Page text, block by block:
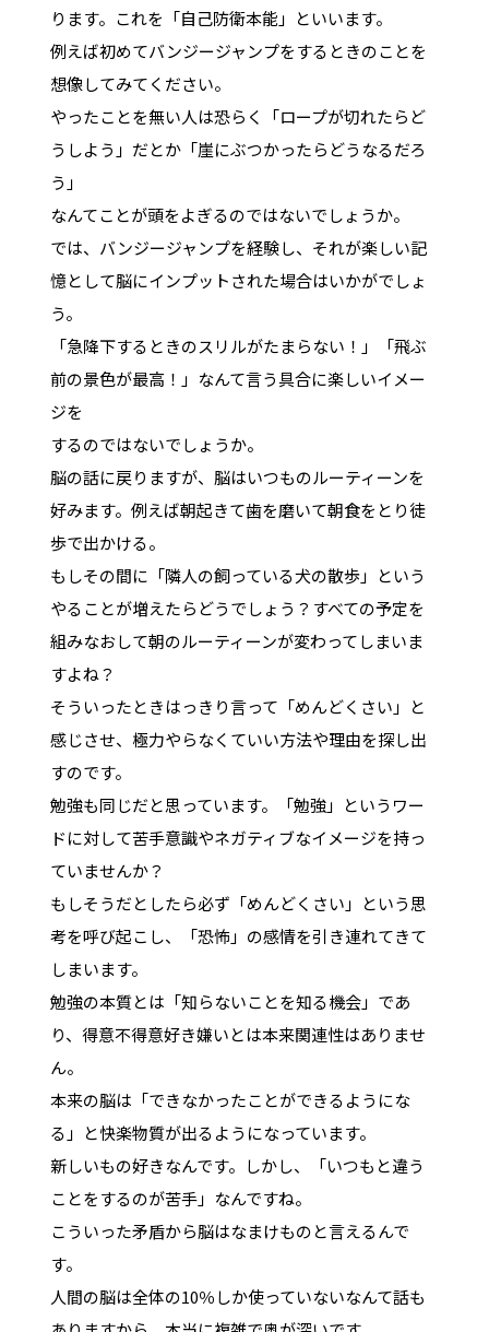
ります。これを「自己防衛本能」といいます。
例えば初めてバンジージャンプをするときのことを
想像してみてください。
やったことを無い人は恐らく「ロープが切れたらど
うしよう」だとか「崖にぶつかったらどうなるだろ
う」
なんてことが頭をよぎるのではないでしょうか。
では、バンジージャンプを経験し、それが楽しい記
憶として脳にインプットされた場合はいかがでしょ
う。
「急降下するときのスリルがたまらない！」「飛ぶ
前の景色が最高！」なんて言う具合に楽しいイメー
ジを
するのではないでしょうか。
脳の話に戻りますが、脳はいつものルーティーンを
好みます。例えば朝起きて歯を磨いて朝食をとり徒
歩で出かける。
もしその間に「隣人の飼っている犬の散歩」という
やることが増えたらどうでしょう？すべての予定を
組みなおして朝のルーティーンが変わってしまいま
すよね？
そういったときはっきり言って「めんどくさい」と
感じさせ、極力やらなくていい方法や理由を探し出
すのです。
勉強も同じだと思っています。「勉強」というワー
ドに対して苦手意識やネガティブなイメージを持っ
ていませんか？
もしそうだとしたら必ず「めんどくさい」という思
考を呼び起こし、「恐怖」の感情を引き連れてきて
しまいます。
勉強の本質とは「知らないことを知る機会」であ
り、得意不得意好き嫌いとは本来関連性はありませ
ん。
本来の脳は「できなかったことができるようにな
る」と快楽物質が出るようになっています。
新しいもの好きなんです。しかし、「いつもと違う
ことをするのが苦手」なんですね。
こういった矛盾から脳はなまけものと言えるんで
す。
人間の脳は全体の10％しか使っていないなんて話も